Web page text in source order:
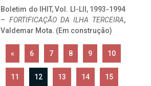
Boletim do IHIT, Vol. LI-LII, 1993-1994
– FORTIFICAÇÃO DA ILHA TERCEIRA,
Valdemar Mota. (Em construção)
« 6 7 8 9 10
11 12 13 14 15